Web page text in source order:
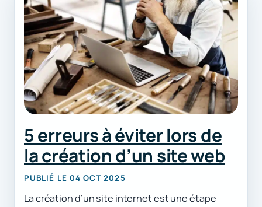
5 erreurs à éviter lors de
la création d’un site web
PUBLIÉ LE 04 OCT 2025
La création d’un site internet est une étape